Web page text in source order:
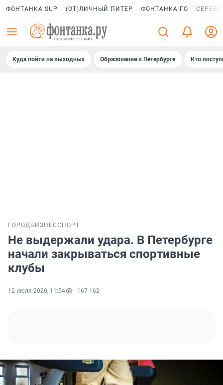
ФОНТАНКА SUP (ОТ)ЛИЧНЫЙ ПИТЕР ФОНТАНКА ГО
Куда пойти на выходных Образование в Петербурге Кто
ГОРОД БИЗНЕССПОРТ
Не выдержали удара. В Петербурге
начали закрываться спортивные
клубы
12 июля 2020, 11:54 167 162